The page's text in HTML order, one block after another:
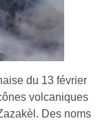
du 13 février
volcaniques
Des noms